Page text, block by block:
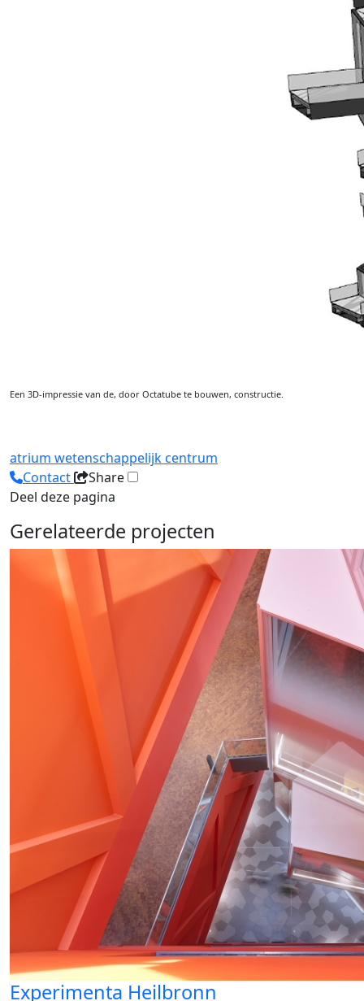
Een 3D-impressie van de, door Octatube te bouwen, constructie.
atrium wetenschappelijk centrum
Contact
Share
Deel deze pagina
Gerelateerde projecten
Experimenta Heilbronn